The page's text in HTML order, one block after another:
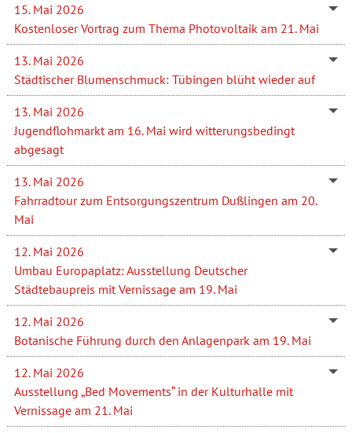
15. Mai 2026
Kostenloser Vortrag zum Thema Photovoltaik am 21. Mai
13. Mai 2026
Städtischer Blumenschmuck: Tübingen blüht wieder auf
13. Mai 2026
Jugendflohmarkt am 16. Mai wird witterungsbedingt
abgesagt
13. Mai 2026
Fahrradtour zum Entsorgungszentrum Dußlingen am 20.
Mai
12. Mai 2026
Umbau Europaplatz: Ausstellung Deutscher
Städtebaupreis mit Vernissage am 19. Mai
12. Mai 2026
Botanische Führung durch den Anlagenpark am 19. Mai
12. Mai 2026
Ausstellung „Bed Movements“ in der Kulturhalle mit
Vernissage am 21. Mai